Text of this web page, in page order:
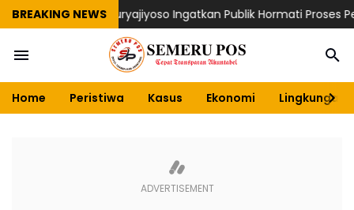
BREAKING NEWS
Dimulai, Suryajiyoso Ingatkan Publik Hormati Proses
Home Peristiwa Kasus Ekonomi Lingkungan